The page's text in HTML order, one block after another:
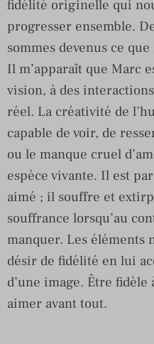
fidélité originelle qui
progresser ensemble.
sommes devenus ce
Il m’apparaît que Marc
vision, à des
réel. La créativité de
capable de voir, de
ou le manque cruel
espèce vivante. Il est
aimé ; il souffre et
souffrance lorsqu’au
manquer. Les éléments
désir de fidélité en lui
d’une image. Être
aimer avant tout.